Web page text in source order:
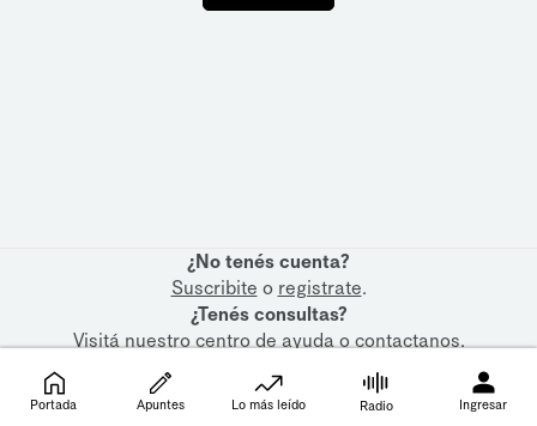
¿No tenés cuenta?
Suscribite o registrate.
¿Tenés consultas?
Visitá nuestrocentro de ayudaocontactanos.
Portada Apuntes Lo más leído Radio Ingresar